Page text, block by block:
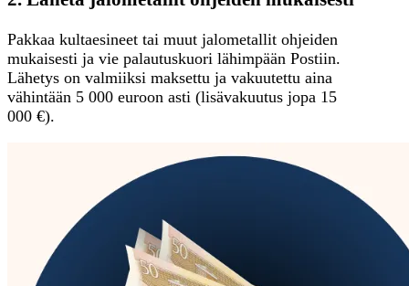
Pakkaa kultaesineet tai muut jalometallit ohjeiden
mukaisesti ja vie palautuskuori lähimpään Postiin.
Lähetys on valmiiksi maksettu ja vakuutettu aina
vähintään 5 000 euroon asti (lisävakuutus jopa 15
000 €).